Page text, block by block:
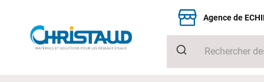
Agence de